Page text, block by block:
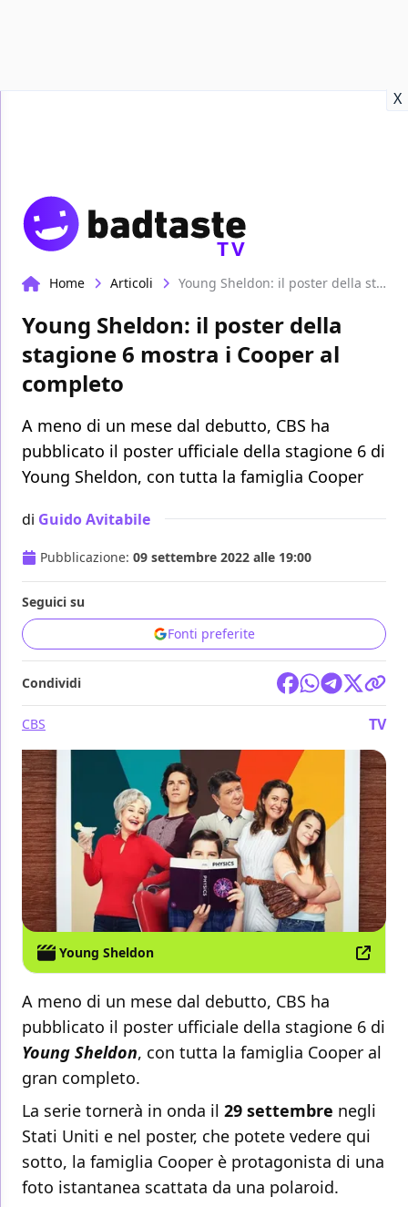
X
TV
Home Articoli Young Sheldon: il poster della stagione 6 mostra i Cooper al completo
Young Sheldon: il poster della
stagione 6 mostra i Cooper al
completo
A meno di un mese dal debutto, CBS ha
pubblicato il poster ufficiale della stagione 6 di
Young Sheldon, con tutta la famiglia Cooper
di Guido Avitabile
Pubblicazione: 09 settembre 2022 alle 19:00
Seguici su
Fonti preferite
Condividi
CBS TV
Young Sheldon
A meno di un mese dal debutto, CBS ha
pubblicato il poster ufficiale della stagione 6 di
Young Sheldon, con tutta la famiglia Cooper al
gran completo.
La serie tornerà in onda il 29 settembre negli
Stati Uniti e nel poster, che potete vedere qui
sotto, la famiglia Cooper è protagonista di una
foto istantanea scattata da una polaroid.